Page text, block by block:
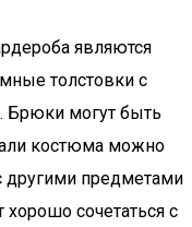
являются
толстовки с
Брюки могут быть
костюма можно
другими предметами
сочетаться с